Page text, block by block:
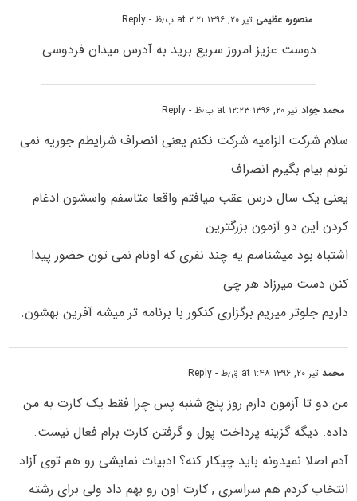
منصوره عظیمی تیر ۲۰, ۱۳۹۶ at ۲:۲۱ ب٫ظ - Reply
دوست عزیز امروز سریع برید به آدرس میدان فردوسی
محمد جوادتیر ۲۰, ۱۳۹۶ at ۱۲:۲۳ ب٫ظ - Reply
سلام شرکت الزامیه شرکت نکنم یعنی انصراف شرایطم جوریه نمی
تونم بیام بگیرم انصراف
یعنی یک سال درس عقب میافتم واقعا متاسفم واسشون ادغام
کردن این دو آزمون بزرگترین
اشتباه بود میشناسم یه چند نفری که اونام نمی تون حضور پیدا
کنن دست میرزاد هر چی
داریم جلوتر میریم برگزاری کنکور با برنامه تر میشه آفرین بهشون.
محمدتیر ۲۰, ۱۳۹۶ at ۱:۴۸ ق٫ظ - Reply
من دو تا آزمون دارم روز پنج شنبه پس چرا فقط یک کارت به من
داده. دیگه گزینه پرداخت پول و گرفتن کارت برام فعال نیست.
آدم اصلا نمیدونه باید چیکار کنه؟ ادبیات نمایشی رو هم توی آزاد
انتخاب کردم هم سراسری , کارت اون رو بهم داد ولی برای رشته